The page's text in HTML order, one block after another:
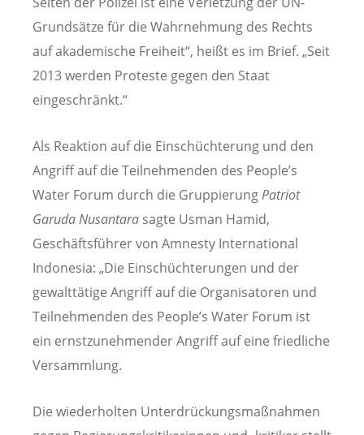
Grundsätze für die Wahrnehmung des Rechts
auf akademische Freiheit“, heißt es im Brief. „Seit
2013 werden Proteste gegen den Staat
eingeschränkt.“
Als Reaktion auf die Einschüchterung und den
Angriff auf die Teilnehmenden des People’s
Water Forum durch die GruppierungPatriot
Garuda Nusantara sagte Usman Hamid,
Geschäftsführer von Amnesty International
Indonesia: „Die Einschüchterungen und der
gewalttätige Angriff auf die Organisatoren und
Teilnehmenden des People’s Water Forum ist
ein ernstzunehmender Angriff auf eine friedliche
Versammlung.
Die wiederholten Unterdrückungsmaßnahmen